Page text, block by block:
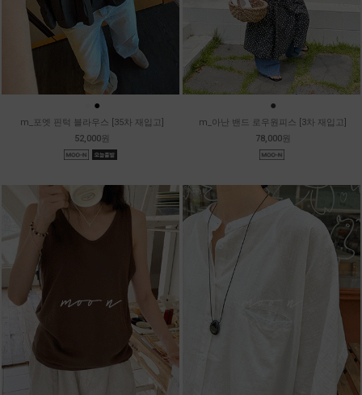
●
m_포엣 핀턱 블라우스 [35차 재입고]
52,000원
●
m_아난 밴드 로우원피스 [3차 재입고]
78,000원